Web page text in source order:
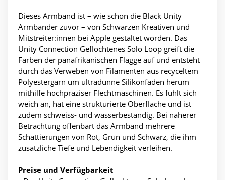
Dieses Armband ist – wie schon die Black Unity
Armbänder zuvor – von Schwarzen Kreativen und
Mitstreiter:innen bei Apple gestaltet worden. Das
Unity Connection Geflochtenes Solo Loop greift die
Farben der panafrikanischen Flagge auf und entsteht
durch das Verweben von Filamenten aus recyceltem
Polyestergarn um ultradünne Silikonfäden herum
mithilfe hochpräziser Flechtmaschinen. Es fühlt sich
weich an, hat eine strukturierte Oberfläche und ist
zudem schweiss- und wasserbeständig. Bei näherer
Betrachtung offenbart das Armband mehrere
Schattierungen von Rot, Grün und Schwarz, die ihm
zusätzliche Tiefe und Lebendigkeit verleihen.
Preise und Verfügbarkeit